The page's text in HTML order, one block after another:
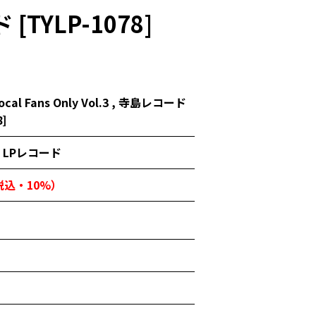
[TYLP-1078]
Fans Only Vol.3 , 寺島レコード
LPレコード
・10%）